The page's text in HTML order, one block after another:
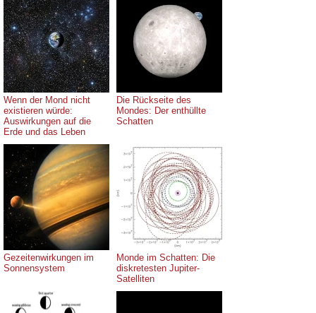
Wenn der Mond nicht
existieren würde:
Auswirkungen auf die
Erde und das Leben
Die Rückseite des
Mondes: Der enthüllte
Schatten
Gezeitenwirkungen im
Sonnensystem
Monde im Schatten: Die
diskretesten Jupiter-
Satelliten